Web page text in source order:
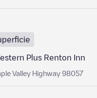
Plus Renton Inn
Valley Highway 98057